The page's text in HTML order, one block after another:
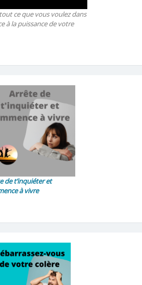
ce que vous voulez dans
à la puissance de votre
de t’inquiéter et
à vivre